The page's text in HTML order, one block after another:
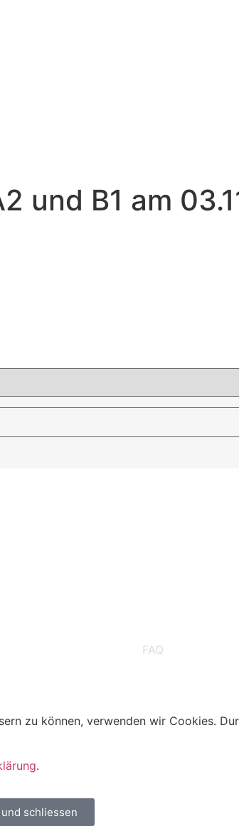
und B1 am
FAQ
zu können, verwenden wir Cookies.
.
schliessen